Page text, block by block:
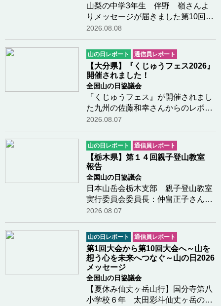
山梨の中学3年生 伴野 嶺さんよ
りメッセージが届きました第10回山
の日全国大会が岐阜県高山市で開催
されますことを、心よりお祝い申し
上げます。今夏、私は「高校受験」
という大きな山を登っています。 毎
日勉強に励んで…つづきを読む
2026.08.08
山の日レポート 通信員レポート
【大分県】『くじゅうフェス2026』
開催されました！
全国山の日協議会
『くじゅうフェス』が開催されまし
た九州の佐藤和幸さんからのレポー
トです。今年も、大分県九重町の長
者原園地において『くじゅうフェ
ス』が開催されました。青空のも
と、多くの方々がボルダリングや鳥
の巣箱造りなどの体…つづきを読む
2026.08.07
山の日レポート 通信員レポート
【栃木県】第１４回親子登山教室
報告
全国山の日協議会
日本山岳会栃木支部 親子登山教室
実行委員会委員長：仲畠正子さんか
らのレポートです令和8年度日本山
岳会栃木支部公益事業(山の日関連事
業)の報告１ 事業名 第１４回親
子登山教室 （栃木県
山岳・スポーツ…つづきを読む
2026.08.07
山の日レポート 通信員レポート
第1回大会から第10回大会へ～山を
想う心を未来へつなぐ～山の日2026
メッセージ
全国山の日協議会
【夏休み仙丈ヶ岳山行】国分寺第八
小学校６年 太田彩斗仙丈ヶ岳の山